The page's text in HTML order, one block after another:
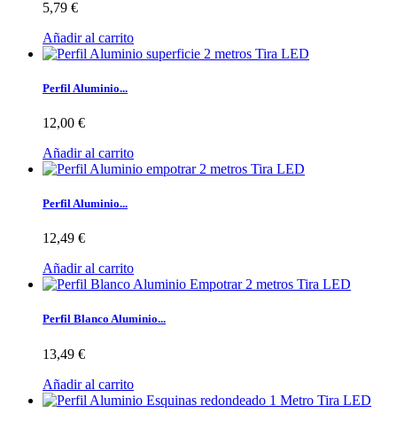
5,79 €
Añadir al carrito
Perfil Aluminio...
12,00 €
Añadir al carrito
Perfil Aluminio...
12,49 €
Añadir al carrito
Perfil Blanco Aluminio...
13,49 €
Añadir al carrito